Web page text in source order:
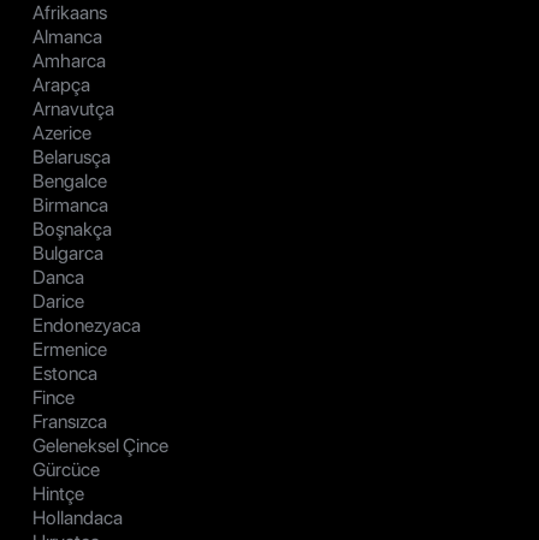
Afrikaans
Almanca
Amharca
Arapça
Arnavutça
Azerice
Belarusça
Bengalce
Birmanca
Boşnakça
Bulgarca
Danca
Darice
Endonezyaca
Ermenice
Estonca
Fince
Fransızca
Geleneksel Çince
Gürcüce
Hintçe
Hollandaca